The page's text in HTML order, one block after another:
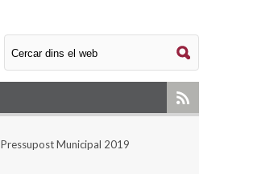
Pressupost Municipal 2019